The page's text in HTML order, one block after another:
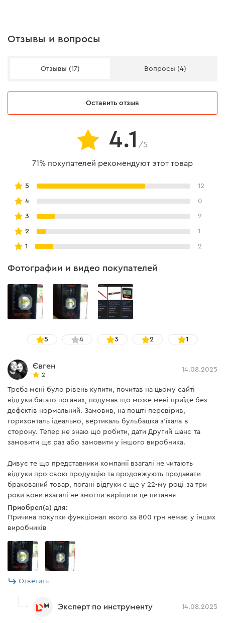
Система защиты
Данный инструмент получил надежную систему
уровня защищена не только от ударов, но и от UV-
излучения. Также стоит отметить наличие
Противоударный профиль с ребрами жесткости
Эргономика
изготовлен из высококачественных материалов.
Кроме того, специальные прорезиненные ручки TPR
работы с инструментом.
Благодаря системе Dual View уровень имеет боковое
стоит отметить наличие магнита для крепления к
длине уровня.
Отзывы и вопросы
Отзывы (17) Вопросы (4)
Оставить отзыв
4.1 /5
71% покупателей рекомендуют этот товар
5 12
4 0
3 2
2 1
1 2
Фотографии и видео покупателей
5 4 3 2 1
Євген
2
14.08.2025
Треба мені було рівень купити, почитав на цьому сайті
відгуки багато поганих, подумав що може мені приїде без
дефектів нормальний. Замовив, на пошті перевірив,
горизонталь ідеально, вертикаль бульбашка з'їхала в
сторону. Тепер не знаю що робити, дати Другий шанс та
замовити щє раз або замовити у іншого виробника.
Дивує те що представники компанії взагалі не читають
відгуки про свою продукцію та продовжують продавати
бракований товар, погані відгуки є ще у 22-му році за три
роки вони взагалі не змогли вирішити це питання
Приобрел(а) для:
Причина покупки функціонал якого за 800 грн немає у інших
виробників
Ответить
Эксперт по инструменту 14.08.2025